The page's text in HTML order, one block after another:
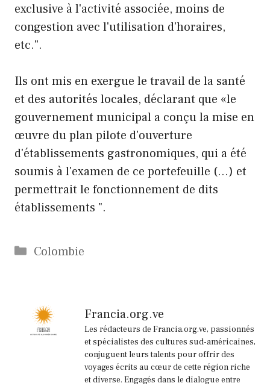
exclusive à l'activité associée, moins de
congestion avec l'utilisation d'horaires,
etc.".
Ils ont mis en exergue le travail de la santé
et des autorités locales, déclarant que «le
gouvernement municipal a conçu la mise en
œuvre du plan pilote d'ouverture
d'établissements gastronomiques, qui a été
soumis à l'examen de ce portefeuille (…) et
permettrait le fonctionnement de dits
établissements ".
Catégories
Colombie
Francia.org.ve
Les rédacteurs de Francia.org.ve, passionnés
et spécialistes des cultures sud-américaines,
conjuguent leurs talents pour offrir des
voyages écrits au cœur de cette région riche
et diverse. Engagés dans le dialogue entre